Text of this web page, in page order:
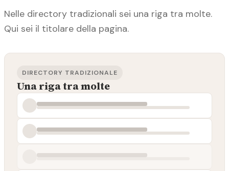
Nelle directory tradizionali sei una riga tra molte.
Qui sei il titolare della pagina.
DIRECTORY TRADIZIONALE
Una riga tra molte